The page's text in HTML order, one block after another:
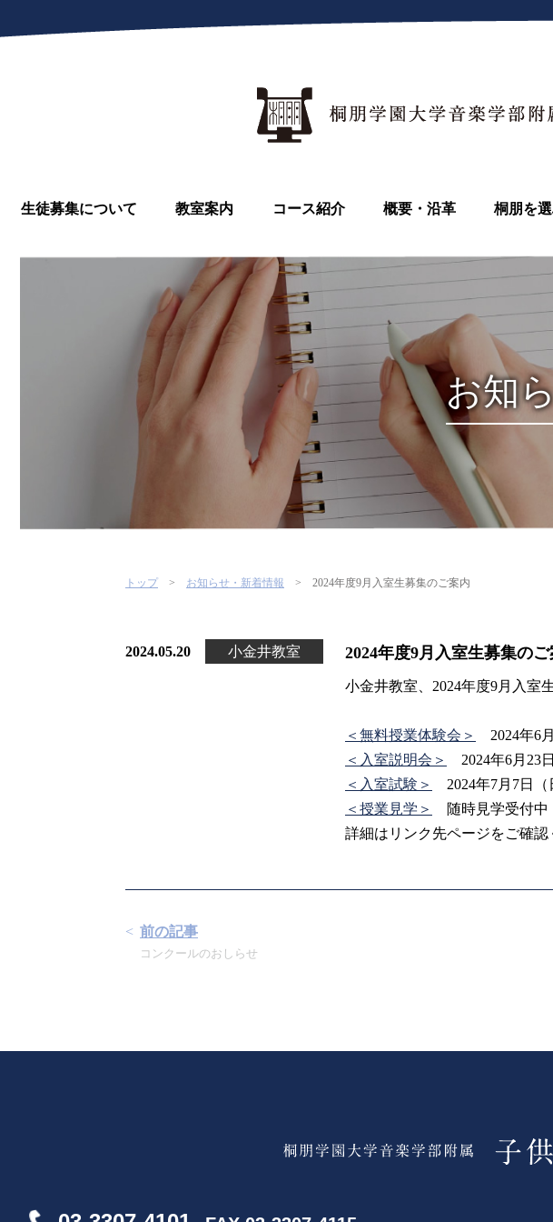
生徒募集について 教室案内 コース紹介 概要・沿革 桐朋を
お知
トップ お知らせ・新着情報 2024年度9月入室生募集のご案内
2024.05.20 小金井教室 2024年度9月入室生募集のご
小金井教室、2024年度9月入室
＜無料授業体験会＞
2024年6
＜入室説明会＞
2024年6月23
＜入室試験＞
2024年7月7日（
＜授業見学＞
随時見学受付中
詳細はリンク先ページをご確認
前の記事
コンクールのおしらせ